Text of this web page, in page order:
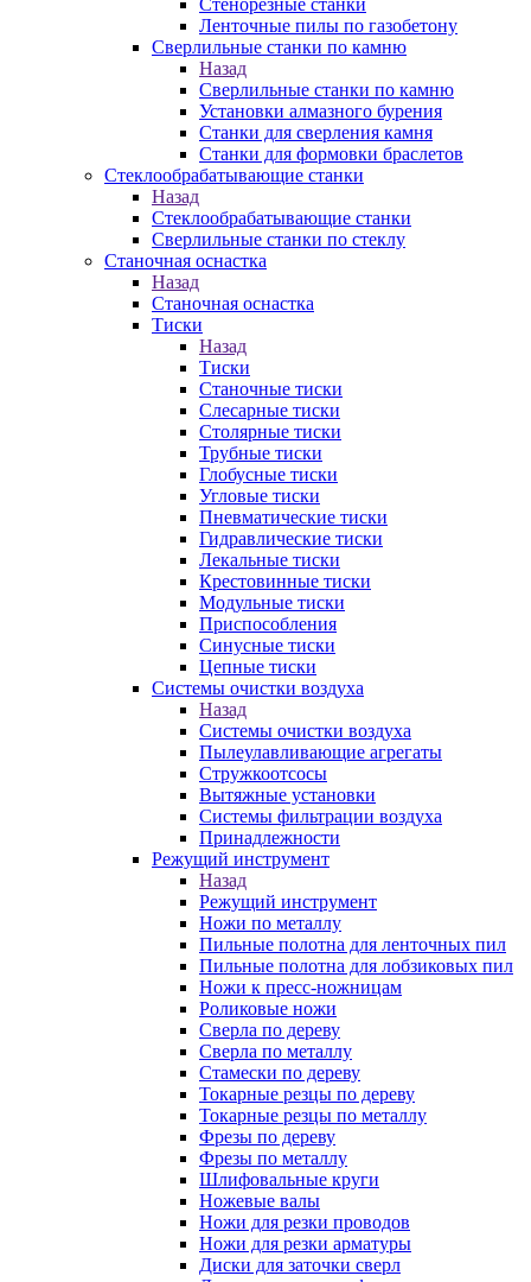
Стенорезные станки
Ленточные пилы по газобетону
Сверлильные станки по камню
Назад
Сверлильные станки по камню
Установки алмазного бурения
Станки для сверления камня
Станки для формовки браслетов
Стеклообрабатывающие станки
Назад
Стеклообрабатывающие станки
Сверлильные станки по стеклу
Станочная оснастка
Назад
Станочная оснастка
Тиски
Назад
Тиски
Станочные тиски
Слесарные тиски
Столярные тиски
Трубные тиски
Глобусные тиски
Угловые тиски
Пневматические тиски
Гидравлические тиски
Лекальные тиски
Крестовинные тиски
Модульные тиски
Приспособления
Синусные тиски
Цепные тиски
Системы очистки воздуха
Назад
Системы очистки воздуха
Пылеулавливающие агрегаты
Стружкоотсосы
Вытяжные установки
Системы фильтрации воздуха
Принадлежности
Режущий инструмент
Назад
Режущий инструмент
Ножи по металлу
Пильные полотна для ленточных пил
Пильные полотна для лобзиковых пил
Ножи к пресс-ножницам
Роликовые ножи
Сверла по дереву
Сверла по металлу
Стамески по дереву
Токарные резцы по дереву
Токарные резцы по металлу
Фрезы по дереву
Фрезы по металлу
Шлифовальные круги
Ножевые валы
Ножи для резки проводов
Ножи для резки арматуры
Диски для заточки сверл